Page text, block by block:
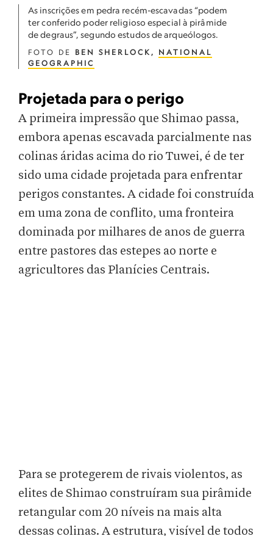
As inscrições em pedra recém-escavadas “podem
ter conferido poder religioso especial à pirâmide
de degraus”, segundo estudos de arqueólogos.
FOTO DE BEN SHERLOCK, NATIONAL
GEOGRAPHIC
Projetada para o perigo
A primeira impressão que Shimao passa,
embora apenas escavada parcialmente nas
colinas áridas acima do rio Tuwei, é de ter
sido uma cidade projetada para enfrentar
perigos constantes. A cidade foi construída
em uma zona de conflito, uma fronteira
dominada por milhares de anos de guerra
entre pastores das estepes ao norte e
agricultores das Planícies Centrais.
Para se protegerem de rivais violentos, as
elites de Shimao construíram sua pirâmide
retangular com 20 níveis na mais alta
dessas colinas. A estrutura, visível de todos